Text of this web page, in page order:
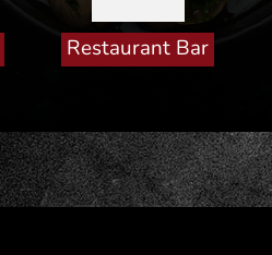
Restaurant Bar